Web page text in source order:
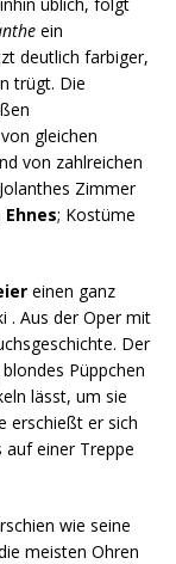
ein
deutlich farbiger,
trügt. Die
gleichen
von zahlreichen
Zimmer
; Kostüme
einen ganz
. Aus der Oper mit
Der
Püppchen
lässt, um sie
erschießt er sich
auf einer Treppe
wie seine
meisten Ohren